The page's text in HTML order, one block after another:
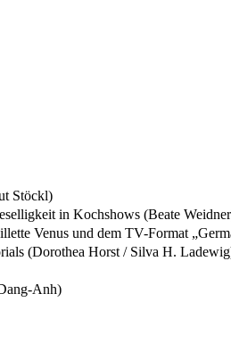
Stöckl)
in Kochshows (Beate
Venus und dem TV-Format
(Dorothea Horst / Silva H.
Anh)